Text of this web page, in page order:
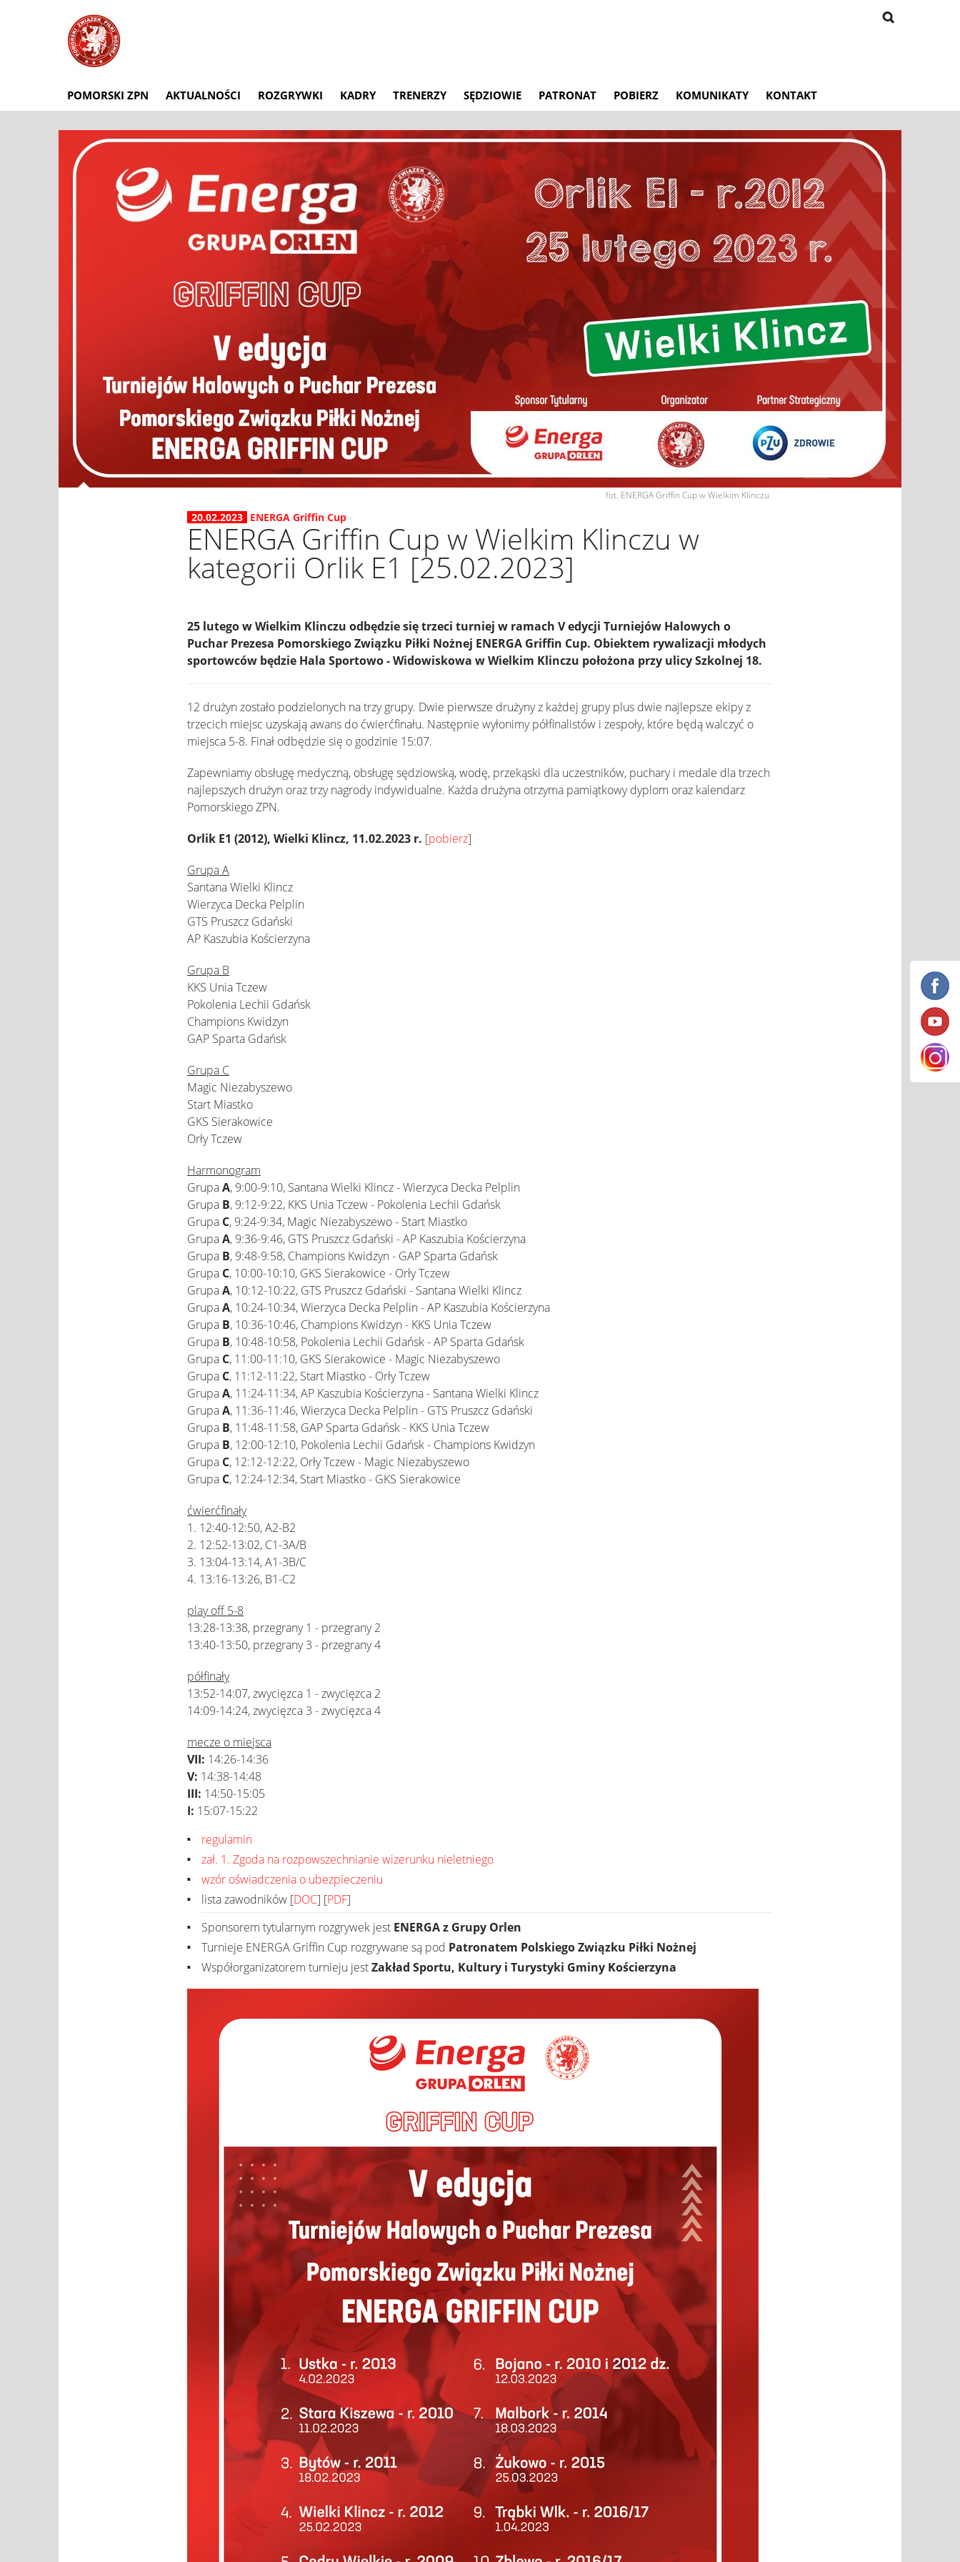
POMORSKI ZPN AKTUALNOŚCI ROZGRYWKI KADRY TRENERZY SĘDZIOWIE PATRONAT POBIERZ KOMUNIKATY KONTAKT
fot. ENERGA Griffin Cup w Wielkim Klinczu
20.02.2023 ENERGA Griffin Cup
ENERGA Griffin Cup w Wielkim Klinczu w
kategorii Orlik E1 [25.02.2023]
25 lutego w Wielkim Klinczu odbędzie się trzeci turniej w ramach V edycji Turniejów Halowych o
Puchar Prezesa Pomorskiego Związku Piłki Nożnej ENERGA Griffin Cup. Obiektem rywalizacji młodych
sportowców będzie Hala Sportowo - Widowiskowa w Wielkim Klinczu położona przy ulicy Szkolnej 18.
12 drużyn zostało podzielonych na trzy grupy. Dwie pierwsze drużyny z każdej grupy plus dwie najlepsze ekipy z
trzecich miejsc uzyskają awans do ćwierćfinału. Następnie wyłonimy półfinalistów i zespoły, które będą walczyć o
miejsca 5-8. Finał odbędzie się o godzinie 15:07.
Zapewniamy obsługę medyczną, obsługę sędziowską, wodę, przekąski dla uczestników, puchary i medale dla trzech
najlepszych drużyn oraz trzy nagrody indywidualne. Każda drużyna otrzyma pamiątkowy dyplom oraz kalendarz
Pomorskiego ZPN.
Orlik E1 (2012), Wielki Klincz, 11.02.2023 r. [pobierz]
Grupa A
Santana Wielki Klincz
Wierzyca Decka Pelplin
GTS Pruszcz Gdański
AP Kaszubia Kościerzyna
Grupa B
KKS Unia Tczew
Pokolenia Lechii Gdańsk
Champions Kwidzyn
GAP Sparta Gdańsk
Grupa C
Magic Niezabyszewo
Start Miastko
GKS Sierakowice
Orły Tczew
Harmonogram
GrupaA, 9:00-9:10, Santana Wielki Klincz - Wierzyca Decka Pelplin
Grupa B, 9:12-9:22, KKS Unia Tczew - Pokolenia Lechii Gdańsk
Grupa C, 9:24-9:34, Magic Niezabyszewo - Start Miastko
GrupaA, 9:36-9:46, GTS Pruszcz Gdański - AP Kaszubia Kościerzyna
Grupa B, 9:48-9:58, Champions Kwidzyn - GAP Sparta Gdańsk
Grupa C, 10:00-10:10, GKS Sierakowice - Orły Tczew
GrupaA, 10:12-10:22, GTS Pruszcz Gdański - Santana Wielki Klincz
GrupaA, 10:24-10:34, Wierzyca Decka Pelplin - AP Kaszubia Kościerzyna
Grupa B, 10:36-10:46, Champions Kwidzyn - KKS Unia Tczew
Grupa B, 10:48-10:58, Pokolenia Lechii Gdańsk - AP Sparta Gdańsk
Grupa C, 11:00-11:10, GKS Sierakowice - Magic Niezabyszewo
Grupa C, 11:12-11:22, Start Miastko - Orły Tczew
GrupaA, 11:24-11:34, AP Kaszubia Kościerzyna - Santana Wielki Klincz
GrupaA, 11:36-11:46, Wierzyca Decka Pelplin - GTS Pruszcz Gdański
Grupa B, 11:48-11:58, GAP Sparta Gdańsk - KKS Unia Tczew
Grupa B, 12:00-12:10, Pokolenia Lechii Gdańsk - Champions Kwidzyn
Grupa C, 12:12-12:22, Orły Tczew - Magic Niezabyszewo
Grupa C, 12:24-12:34, Start Miastko - GKS Sierakowice
ćwierćfinały
1. 12:40-12:50, A2-B2
2. 12:52-13:02, C1-3A/B
3. 13:04-13:14, A1-3B/C
4. 13:16-13:26, B1-C2
play off 5-8
13:28-13:38, przegrany 1 - przegrany 2
13:40-13:50, przegrany 3 - przegrany 4
półfinały
13:52-14:07, zwycięzca 1 - zwycięzca 2
14:09-14:24, zwycięzca 3 - zwycięzca 4
mecze o miejsca
VII: 14:26-14:36
V: 14:38-14:48
III: 14:50-15:05
I: 15:07-15:22
regulamin
zał. 1. Zgoda na rozpowszechnianie wizerunku nieletniego
wzór oświadczenia o ubezpieczeniu
lista zawodników [DOC] [PDF]
Sponsorem tytularnym rozgrywek jest ENERGA z Grupy Orlen
Turnieje ENERGA Griffin Cup rozgrywane są pod Patronatem Polskiego Związku Piłki Nożnej
Współorganizatorem turnieju jestZakład Sportu, Kultury i Turystyki Gminy Kościerzyna